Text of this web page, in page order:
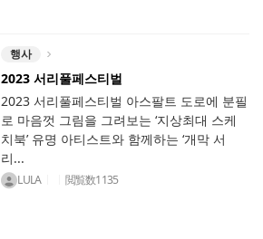
행사
2023 서리풀페스티벌
2023 서리풀페스티벌 아스팔트 도로에 분필
로 마음껏 그림을 그려보는 ‘지상최대 스케
치북’ 유명 아티스트와 함께하는 ‘개막 서
리...
LULA 閲覧数1135